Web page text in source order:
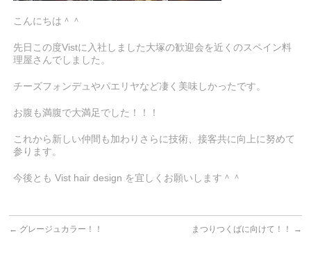
こんにちは＾＾
先日この度Vistに入社しました大塚の歓迎会を近くのスペイン料
理屋さんでしました。
チーズフォンデュやパエリヤなど凄く美味しかったです。
お腹も満腹で大満足でした！！！
これから新しい仲間も加わりさらに技術、接客共に向上に努めて
参ります。
今後とも Vist hair design を宜しくお願いします＾＾
← グレージュカラー！！ まつりつくばに向けて！！ →